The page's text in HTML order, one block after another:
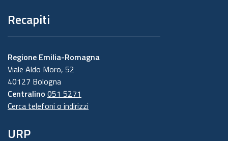
Recapiti
Regione Emilia-Romagna
Viale Aldo Moro, 52
40127 Bologna
Centralino 051 5271
Cerca telefoni o indirizzi
URP